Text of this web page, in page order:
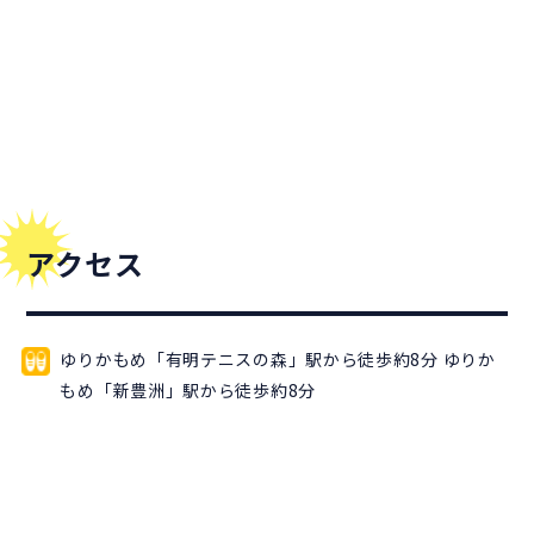
アクセス
ゆりかもめ「有明テニスの森」駅から徒歩約8分 ゆりか
もめ「新豊洲」駅から徒歩約8分 ​